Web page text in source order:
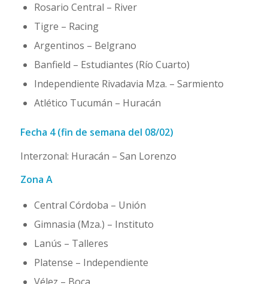
Rosario Central – River
Tigre – Racing
Argentinos – Belgrano
Banfield – Estudiantes (Río Cuarto)
Independiente Rivadavia Mza. – Sarmiento
Atlético Tucumán – Huracán
Fecha 4 (fin de semana del 08/02)
Interzonal: Huracán – San Lorenzo
Zona A
Central Córdoba – Unión
Gimnasia (Mza.) – Instituto
Lanús – Talleres
Platense – Independiente